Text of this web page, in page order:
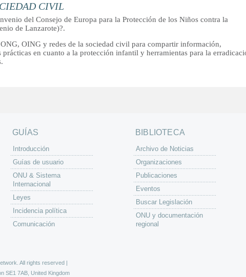
CIVIL
del Consejo de Europa para la Protección de los Niños contra la
de Lanzarote)?.
OING y redes de la sociedad civil para compartir información,
en cuanto a la protección infantil y herramientas para la
GUÍAS
Introducción
Guías de usuario
ONU & Sistema
Internacional
Leyes
Incidencia política
Comunicación
BIBLIOTECA
Archivo de Noticias
Organizaciones
Publicaciones
Eventos
Buscar Legislación
ONU y documentación
regional
All rights reserved |
SE1 7AB, United Kingdom